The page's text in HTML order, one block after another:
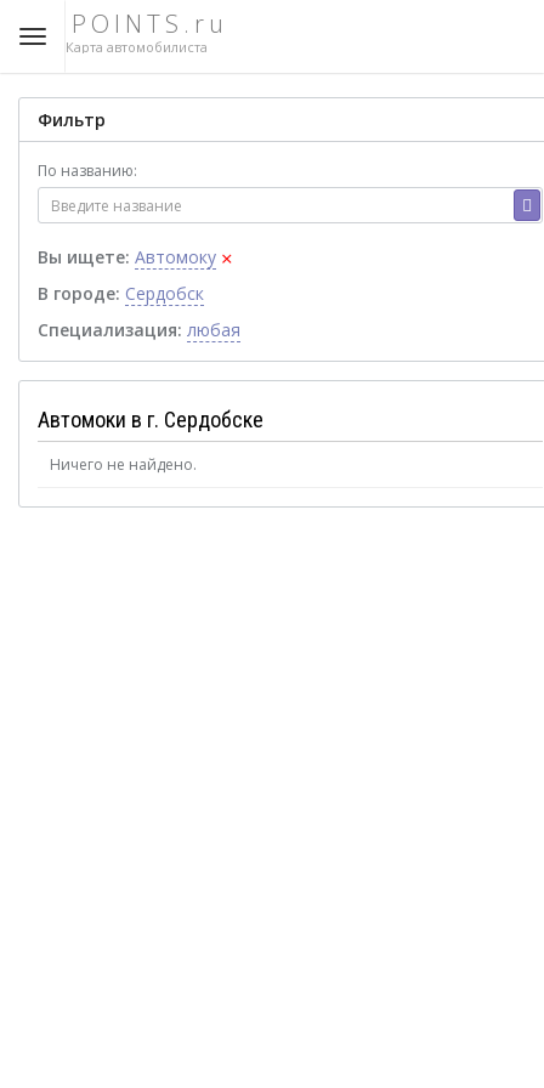
POINTS.ru
Карта автомобилиста
Фильтр
По названию:
Вы ищете: Автомоку ×
В городе: Сердобск
Специализация: любая
Автомоки в г. Сердобске
Ничего не найдено.